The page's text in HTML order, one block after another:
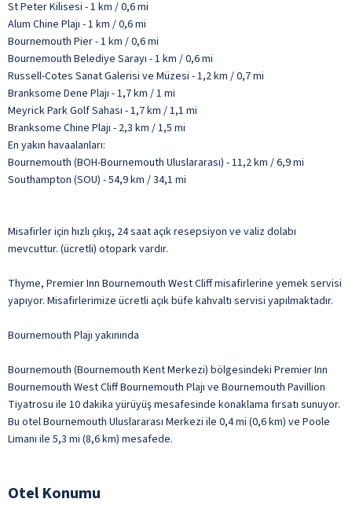
St Peter Kilisesi - 1 km / 0,6 mi
Alum Chine Plajı - 1 km / 0,6 mi
Bournemouth Pier - 1 km / 0,6 mi
Bournemouth Belediye Sarayı - 1 km / 0,6 mi
Russell-Cotes Sanat Galerisi ve Müzesi - 1,2 km / 0,7 mi
Branksome Dene Plajı - 1,7 km / 1 mi
Meyrick Park Golf Sahası - 1,7 km / 1,1 mi
Branksome Chine Plajı - 2,3 km / 1,5 mi
En yakın havaalanları:
Bournemouth (BOH-Bournemouth Uluslararası) - 11,2 km / 6,9 mi
Southampton (SOU) - 54,9 km / 34,1 mi
Misafirler için hızlı çıkış, 24 saat açık resepsiyon ve valiz dolabı
mevcuttur. (ücretli) otopark vardır.
Thyme, Premier Inn Bournemouth West Cliff misafirlerine yemek servisi
yapıyor. Misafirlerimize ücretli açık büfe kahvaltı servisi yapılmaktadır.
Bournemouth Plajı yakınında
Bournemouth (Bournemouth Kent Merkezi) bölgesindeki Premier Inn
Bournemouth West Cliff Bournemouth Plajı ve Bournemouth Pavillion
Tiyatrosu ile 10 dakika yürüyüş mesafesinde konaklama fırsatı sunuyor.
Bu otel Bournemouth Uluslararası Merkezi ile 0,4 mi (0,6 km) ve Poole
Limanı ile 5,3 mi (8,6 km) mesafede.
Otel Konumu